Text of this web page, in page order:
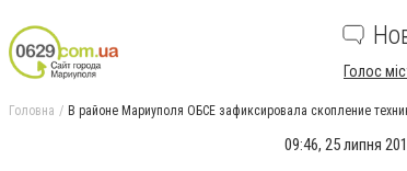
Голос
Головна В районе Мариуполя ОБСЕ зафиксировала скопление
09:46, 25 липня